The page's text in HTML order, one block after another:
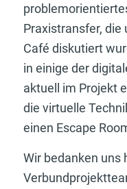
Praxistransfer, die
Café diskutiert
in einige der
aktuell im Projekt
die virtuelle
einen Escape
Wir bedanken uns